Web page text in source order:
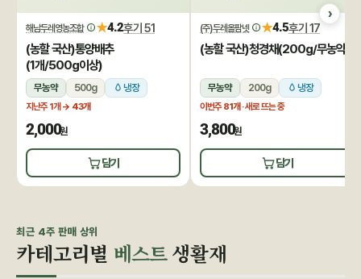
해남두레영농조합 ★4.2후기 51
(농할 국산)통양배추
(1개/500g이상)
무농약 500g 냉장
지난주 1개 → 43개
2,000원
담기
(주)두레올팜넷 ★4.5후기 17
(농할 국산)청경채(200g/무농약)
무농약 200g 냉장
이번주81개 · 새로 뜨는 중
3,800원
담기
최근 4주 판매 상위
카테고리별 베스트생활재